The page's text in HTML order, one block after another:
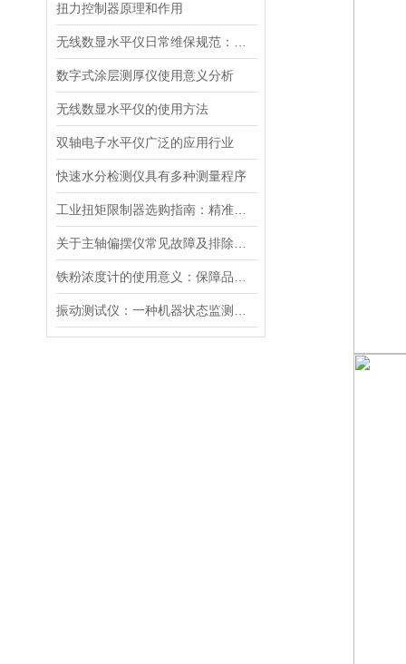
扭力控制器原理和作用
数字式涂层测厚仪使用意义分析
无线数显水平仪的使用方法
双轴电子水平仪广泛的应用行业
快速水分检测仪具有多种测量程序